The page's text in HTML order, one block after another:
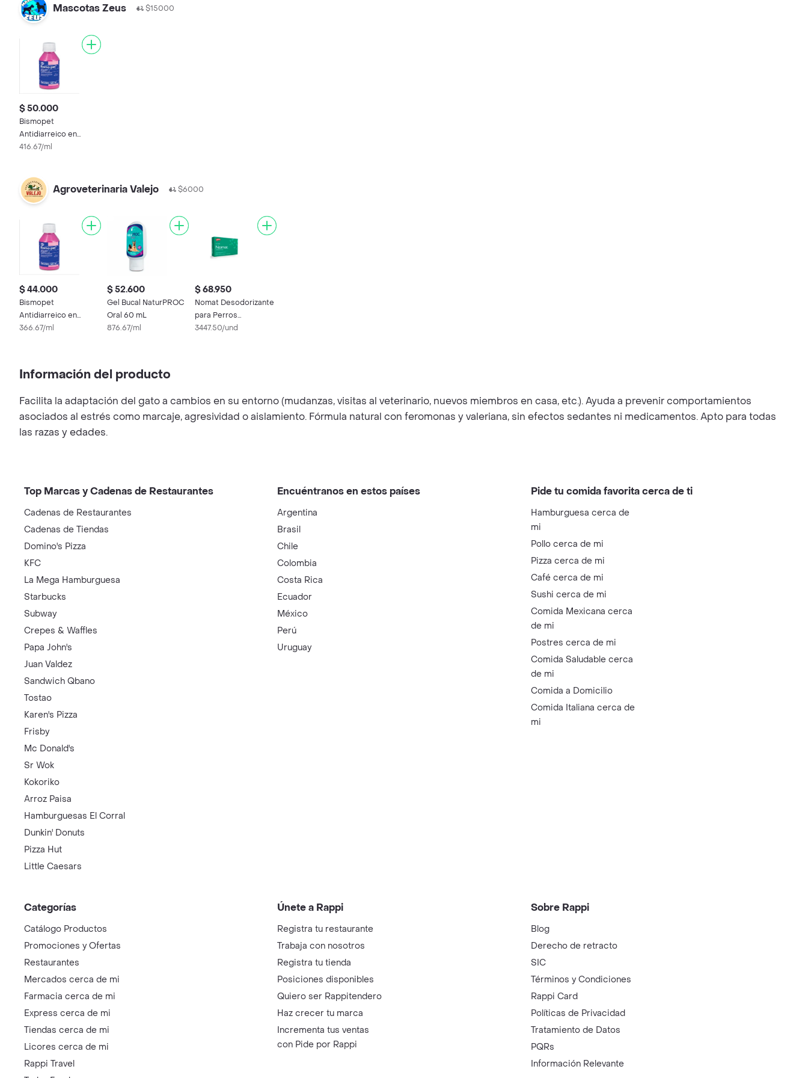
Mascotas Zeus $15000
$ 50.000
Bismopet
Antidiarreico en
Suspension Oral para
416.67/ml
Agroveterinaria Valejo $6000
$ 44.000
Bismopet
Antidiarreico en
Suspension Oral para
366.67/ml
$ 52.600
Gel Bucal NaturPROC
Oral 60 mL
876.67/ml
$ 68.950
Nomat Desodorizante
para Perros
Comprimidos (75 mg)
3447.50/und
Información del producto
Facilita la adaptación del gato a cambios en su entorno (mudanzas, visitas al veterinario, nuevos miembros en casa, etc.). Ayuda a prevenir comportamientos
asociados al estrés como marcaje, agresividad o aislamiento. Fórmula natural con feromonas y valeriana, sin efectos sedantes ni medicamentos. Apto para todas
las razas y edades.
Top Marcas y Cadenas de Restaurantes
Cadenas de Restaurantes
Cadenas de Tiendas
Domino's Pizza
KFC
La Mega Hamburguesa
Starbucks
Subway
Crepes & Waffles
Papa John's
Juan Valdez
Sandwich Qbano
Tostao
Karen's Pizza
Frisby
Mc Donald's
Sr Wok
Kokoriko
Arroz Paisa
Hamburguesas El Corral
Dunkin' Donuts
Pizza Hut
Little Caesars
Encuéntranos en estos países
Argentina
Brasil
Chile
Colombia
Costa Rica
Ecuador
México
Perú
Uruguay
Pide tu comida favorita cerca de ti
Hamburguesa cerca de
mi
Pollo cerca de mi
Pizza cerca de mi
Café cerca de mi
Sushi cerca de mi
Comida Mexicana cerca
de mi
Postres cerca de mi
Comida Saludable cerca
de mi
Comida a Domicilio
Comida Italiana cerca de
mi
Categorías
Catálogo Productos
Promociones y Ofertas
Restaurantes
Mercados cerca de mi
Farmacia cerca de mi
Express cerca de mi
Tiendas cerca de mi
Licores cerca de mi
Rappi Travel
Únete a Rappi
Registra tu restaurante
Trabaja con nosotros
Registra tu tienda
Posiciones disponibles
Quiero ser Rappitendero
Haz crecer tu marca
Incrementa tus ventas
con Pide por Rappi
Sobre Rappi
Blog
Derecho de retracto
SIC
Términos y Condiciones
Rappi Card
Políticas de Privacidad
Tratamiento de Datos
PQRs
Información Relevante